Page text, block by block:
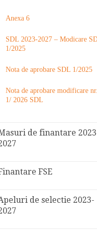
Anexa 6
SDL 2023-2027 – Modicare
1/2025
Nota de aprobare SDL 1/2025
Nota de aprobare modificare nr.
1/ 2026 SDL
de finantare
FSE
de selectie 2023-